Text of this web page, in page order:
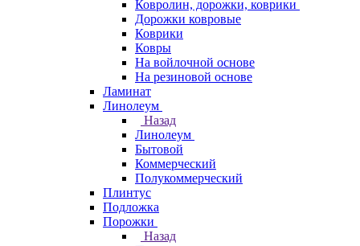
Ковролин, дорожки, коврики
Дорожки ковровые
Коврики
Ковры
На войлочной основе
На резиновой основе
Ламинат
Линолеум
Назад
Линолеум
Бытовой
Коммерческий
Полукоммерческий
Плинтус
Подложка
Порожки
Назад